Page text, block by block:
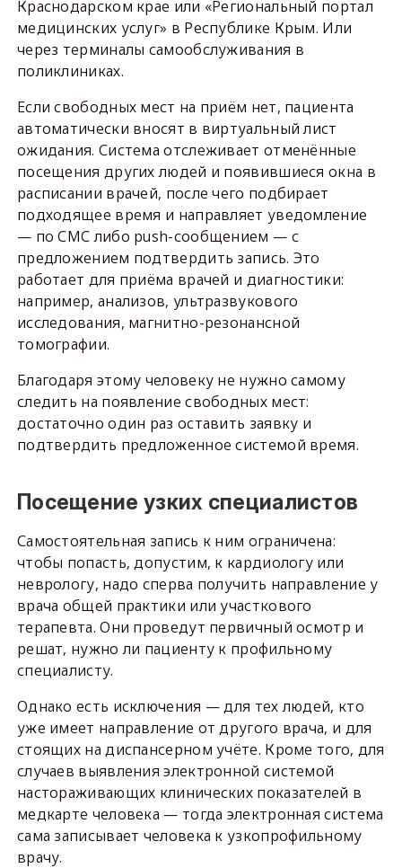
Краснодарском крае или «Региональный портал
медицинских услуг» в Республике Крым. Или
через терминалы самообслуживания в
поликлиниках.
Если свободных мест на приём нет, пациента
автоматически вносят в виртуальный лист
ожидания. Система отслеживает отменённые
посещения других людей и появившиеся окна в
расписании врачей, после чего подбирает
подходящее время и направляет уведомление
— по СМС либо push-сообщением — с
предложением подтвердить запись. Это
работает для приёма врачей и диагностики:
например, анализов, ультразвукового
исследования, магнитно-резонансной
томографии.
Благодаря этому человеку не нужно самому
следить на появление свободных мест:
достаточно один раз оставить заявку и
подтвердить предложенное системой время.
Посещение узких специалистов
Самостоятельная запись к ним ограничена:
чтобы попасть, допустим, к кардиологу или
неврологу, надо сперва получить направление у
врача общей практики или участкового
терапевта. Они проведут первичный осмотр и
решат, нужно ли пациенту к профильному
специалисту.
Однако есть исключения — для тех людей, кто
уже имеет направление от другого врача, и для
стоящих на диспансерном учёте. Кроме того, для
случаев выявления электронной системой
настораживающих клинических показателей в
медкарте человека — тогда электронная система
сама записывает человека к узкопрофильному
врачу.